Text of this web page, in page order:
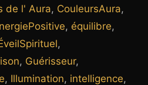
de l' Aura, CouleursAura,
, équilibre,
,
, Guérisseur,
, Illumination, intelligence,